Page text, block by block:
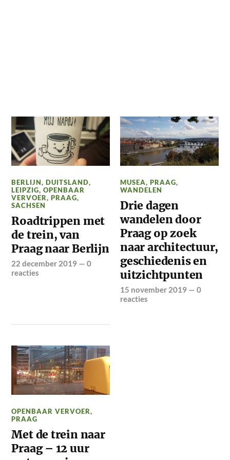
BERLIJN,DUITSLAND,
LEIPZIG,OPENBAAR
VERVOER,PRAAG,
SACHSEN
Roadtrippen met
de trein, van
Praag naar Berlijn
22 december 2019 —0
reacties
MUSEA,PRAAG,
WANDELEN
Drie dagen
wandelen door
Praag op zoek
naar architectuur,
geschiedenis en
uitzichtpunten
15 november 2019 —0
reacties
OPENBAAR VERVOER,
PRAAG
Met de trein naar
Praag – 12 uur